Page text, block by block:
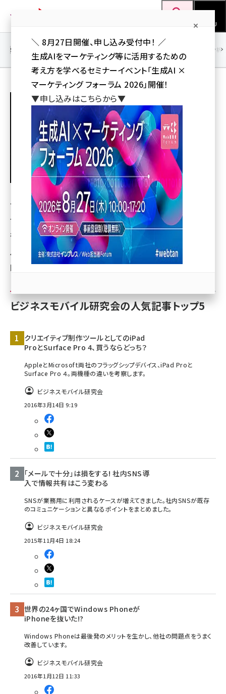
ン
MENU
seo (3541)
ai (2827)
youtube (2449)
note (2323)
セミナー (2318)
z世代 (1632)
meo (1282)
llmo (1171)
SEO アクセス解析／データ分析
ビジネスモバイル研究会
インフォテリア株式会社では、シェアNo.1のモバイルコン
テンツ管理システム「Handbook」のサービス提供によって
得られた法人タブレット導入のノウハウを「ビジネスモバイ
ル研究会」よりご紹介しています。
https://handbook.jp/blog/
ビジネスモバイル研究会の人気記事トップ5
クリエイティブ制作ツールとしてのiPad
ProとSurface Pro 4、買うならどっち？
AppleとMicrosoft両社のフラッグシップデバイス、iPad Proと
Surface Pro ４。両機種の違いを考察します。
ビジネスモバイル研究会
2016年3月14日 9:19
「メールで十分」は損をする! 社内SNS導
入で情報共有はこう変わる
SNSが業務用に利用されるケースが増えてきました。社内SNSが既存
のコミュニケーションと異なるポイントをまとめました。
ビジネスモバイル研究会
2015年11月4日 18:24
世界の24ヶ国でWindows Phoneが
iPhoneを抜いた!?
Windows Phoneは最後発のメリットを生かし、他社の問題点をうまく
改善しています。
ビジネスモバイル研究会
2016年1月12日 11:33
＼ 8月27日開催、申し込み受付中！ ／
生成AIをマーケティング等に活用するための
考え方を学べるセミナーイベント「生成AI ×
マーケティング フォーラム 2026」開催！
▼申し込みはこちらから▼